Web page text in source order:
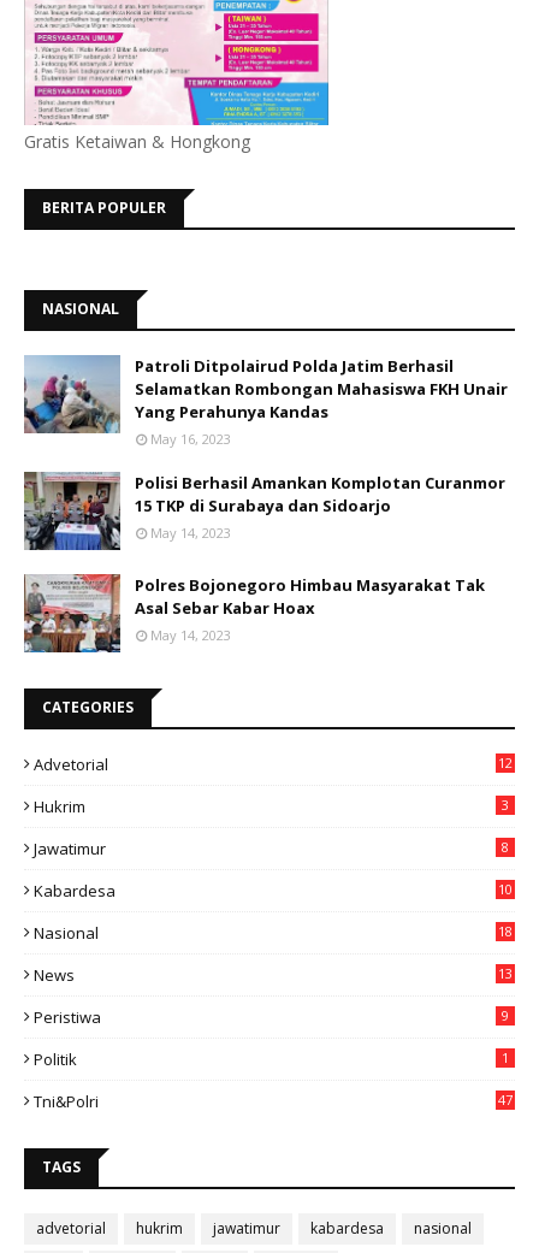
Gratis Ketaiwan & Hongkong
BERITA POPULER
NASIONAL
Patroli Ditpolairud Polda Jatim Berhasil
Selamatkan Rombongan Mahasiswa FKH Unair
Yang Perahunya Kandas
May 16, 2023
Polisi Berhasil Amankan Komplotan Curanmor
15 TKP di Surabaya dan Sidoarjo
May 14, 2023
Polres Bojonegoro Himbau Masyarakat Tak
Asal Sebar Kabar Hoax
May 14, 2023
CATEGORIES
Advetorial 12
Hukrim 3
Jawatimur 8
Kabardesa
10
Nasional
18
News
13
Peristiwa 9
Politik 1
Tni&polri 47
TAGS
advetorial hukrim jawatimur kabardesa
nasional